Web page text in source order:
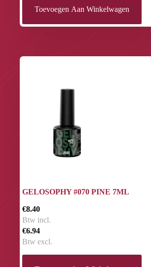
Toevoegen Aan Winkelwagen
GELOSOPHY #070 PINE 7ML
€8.40
Btw incl.
€6.94
Btw excl.